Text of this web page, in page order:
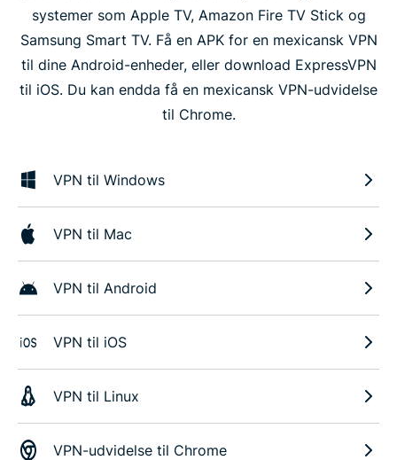
systemer som Apple TV, Amazon Fire TV Stick og
Samsung Smart TV. Få en APK for en mexicansk VPN
til dine Android-enheder, eller download ExpressVPN
til iOS. Du kan endda få en mexicansk VPN-udvidelse
til Chrome.
VPN til Windows
VPN til Mac
VPN til Android
VPN til iOS
VPN til Linux
VPN-udvidelse til Chrome